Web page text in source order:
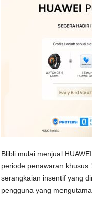
Blibli mulai menjual
periode penawaran
serangkaian insentif yang
pengguna yang